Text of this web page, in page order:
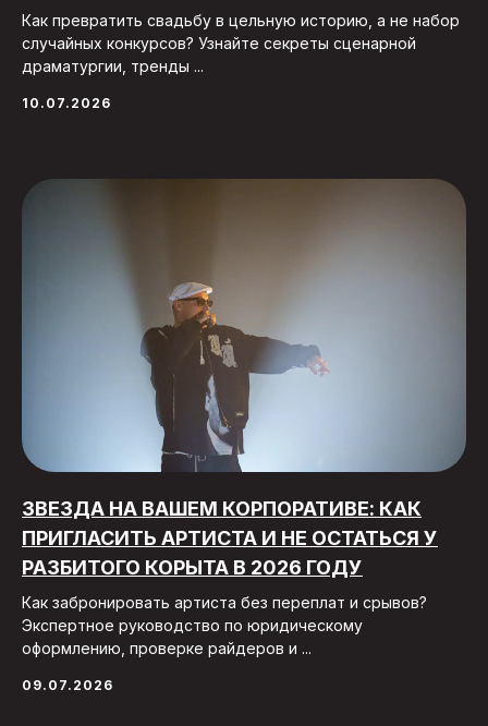
Как превратить свадьбу в цельную историю, а не набор
случайных конкурсов? Узнайте секреты сценарной
драматургии, тренды ...
10.07.2026
ЗВЕЗДА НА ВАШЕМ КОРПОРАТИВЕ: КАК
ПРИГЛАСИТЬ АРТИСТА И НЕ ОСТАТЬСЯ У
РАЗБИТОГО КОРЫТА В 2026 ГОДУ
Как забронировать артиста без переплат и срывов?
Экспертное руководство по юридическому
оформлению, проверке райдеров и ...
09.07.2026